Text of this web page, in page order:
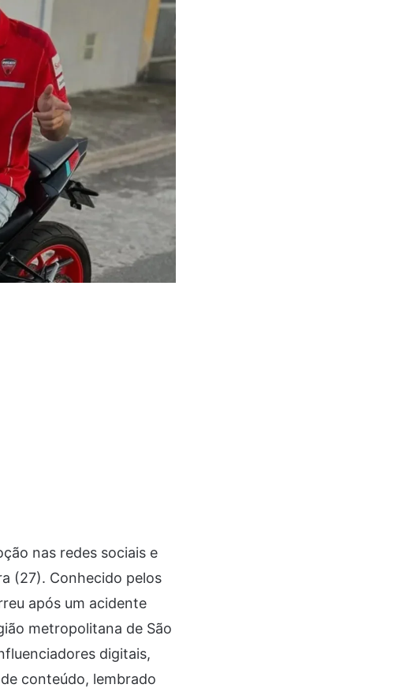
nas redes sociais e
(27). Conhecido pelos
após um acidente
metropolitana de São
digitais,
conteúdo, lembrado